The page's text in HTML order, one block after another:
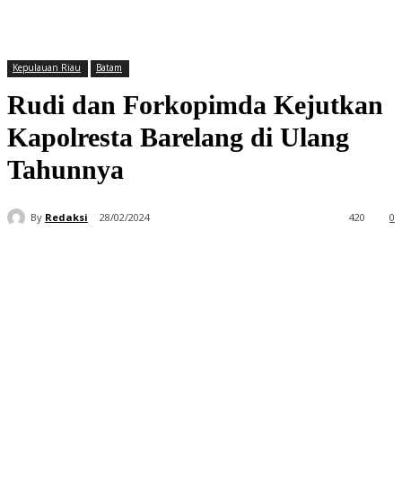
Kepulauan Riau Batam
Rudi dan Forkopimda Kejutkan
Kapolresta Barelang di Ulang
Tahunnya
By Redaksi 28/02/2024 0
420